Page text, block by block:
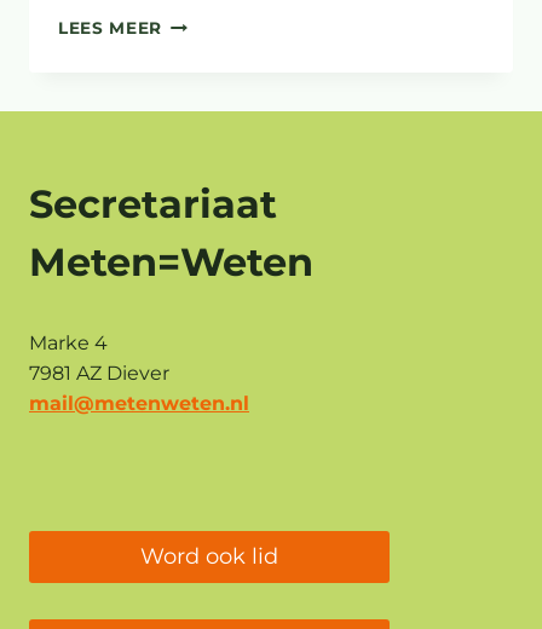
LEES MEER RISICO’S
Secretariaat
Meten=Weten
Marke 4
7981 AZ Diever
mail@metenweten.nl
Word ook lid